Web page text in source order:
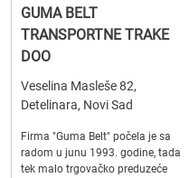
GUMA BELT
TRANSPORTNE TRAKE
DOO
Veselina Masleše 82,
Detelinara, Novi Sad
Firma "Guma Belt" počela je sa
radom u junu 1993. godine, tada
tek malo trgovačko preduzeće